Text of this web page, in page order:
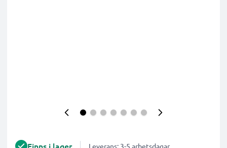
Leverans: 3-5 arbetsdagar